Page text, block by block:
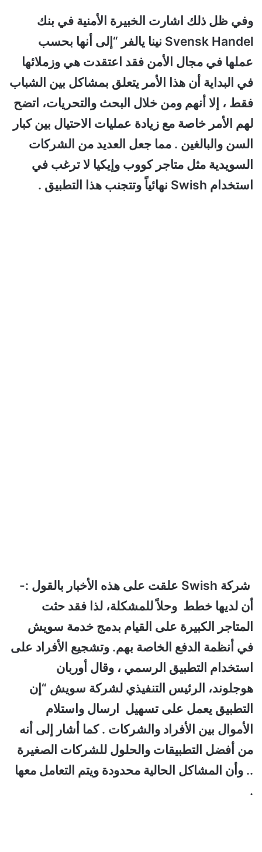
وفي ظل ذلك اشارت الخبيرة الأمنية في بنك
Svensk Handel نينا يالفر “إلى أنها بحسب
عملها في مجال الأمن فقد اعتقدت هي وزملائها
في البداية أن هذا الأمر يتعلق بمشاكل بين الشباب
فقط ، إلا أنهم ومن خلال البحث والتحريات، اتضح
لهم الأمر خاصة مع زيادة عمليات الاحتيال بين كبار
السن والبالغين . مما جعل العديد من الشركات
السويدية مثل متاجر كووب وإيكيا لا ترغب في
استخدام Swish نهائياً وتتجنب هذا التطبيق .
شركة Swish علقت على هذه الأخبار بالقول :-
أن لديها خطط وحلاً للمشكلة، لذا فقد حثت
المتاجر الكبيرة على القيام بدمج خدمة سويش
في أنظمة الدفع الخاصة بهم. وتشجيع الأفراد على
استخدام التطبيق الرسمي ، وقال أوربان
هوجلوند، الرئيس التنفيذي لشركة سويش “إن
التطبيق يعمل على تسهيل ارسال واستلام
الأموال بين الأفراد والشركات . كما أشار إلى أنه
من أفضل التطبيقات والحلول للشركات الصغيرة
.. وأن المشاكل الحالية محدودة ويتم التعامل معها
.